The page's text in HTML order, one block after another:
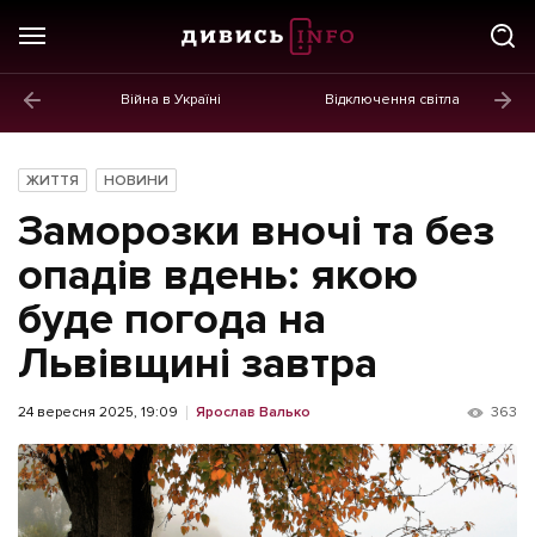
Війна в Україні Відключення світла
Новини
Політика
Економіка
Бізнес
Життя
Культура
Афіша
ЖИТТЯ НОВИНИ
Заморозки вночі та без
опадів вдень: якою
буде погода на
Львівщині завтра
24 вересня 2025, 19:09 Ярослав Валько 363